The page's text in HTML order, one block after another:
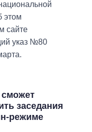
этом
сайте
указ №80
заседания
режиме